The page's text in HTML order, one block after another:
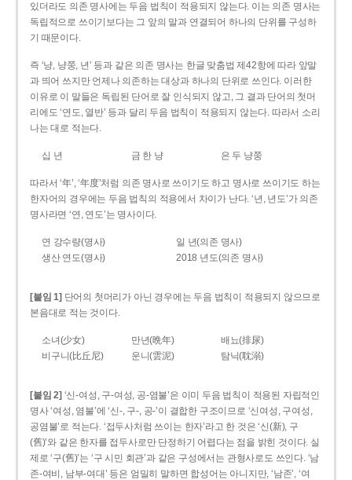
있더라도 의존 명사에는 두음 법칙이 적용되지 않는다. 이는 의존 명사는
독립적으로 쓰이기보다는 그 앞의 말과 연결되어 하나의 단위를 구성하
기 때문이다.
즉 ‘냥, 냥쭝, 년’ 등과 같은 의존 명사는 한글 맞춤법 제42항에 따라 앞말
과 띄어 쓰지만 언제나 의존하는 대상과 하나의 단위로 쓰인다. 이러한
이유로 이 말들은 독립된 단어로 잘 인식되지 않고, 그 결과 단어의 첫머
리에도 ‘연도, 열반’ 등과 달리 두음 법칙이 적용되지 않는다. 따라서 소리
나는 대로 적는다.
십 년 금 한 냥 은 두 냥쭝
따라서 ‘年’, ‘年度’처럼 의존 명사로 쓰이기도 하고 명사로 쓰이기도 하는
한자어의 경우에는 두음 법칙의 적용에서 차이가 난다. ‘년, 년도’가 의존
명사라면 ‘연, 연도’는 명사이다.
연 강수량(명사)
일 년(의존 명사)
생산 연도(명사)
2018 년도(의존 명사)
[붙임 1] 단어의 첫머리가 아닌 경우에는 두음 법칙이 적용되지 않으므로
본음대로 적는 것이다.
소녀(少女) 만년(晩年)
배뇨(排尿)
비구니(比丘尼)
운니(雲泥) 탐닉(耽溺)
[붙임 2] ‘신-여성, 구-여성, 공-염불’은 이미 두음 법칙이 적용된 자립적인
명사 ‘여성, 염불’에 ‘신-, 구-, 공-’이 결합한 구조이므로 ‘신여성, 구여성,
공염불’로 적는다. ‘접두사처럼 쓰이는 한자’라고 한 것은 ‘신(新), 구
(舊)’와 같은 한자를 접두사로만 단정하기 어렵다는 점을 밝힌 것이다. 실
제로 ‘구(舊)’는 ‘구 시민 회관’과 같은 구성에서는 관형사로도 쓰인다. ‘남
존­-여비, 남부-­여대’ 등은 엄밀히 말하면 합성어는 아니지만, ‘남존’, ‘여